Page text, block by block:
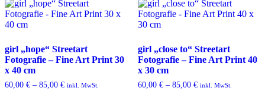
auf.
Die
auf
der
gewählt
auf.
Die
auf
der
gewählt
girl „hope“ Streetart
Fotografie – Fine Art Print 30
x 40 cm
60,00 € – 85,00 € inkl. MwSt.
girl „close to“ Streetart
Fotografie – Fine Art Print 40
x 30 cm
60,00 €– 85,00 € inkl. MwSt.